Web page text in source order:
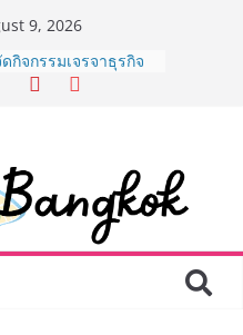
9, 2026
พันธมิตรทางธุรกิจ
ต่อยอดเสิร์ฟความ
2026” ยก
งถิ่นสู่ตลาดเชิง
น
คนดังสายเกม ไทย
“Rise of the Tenth